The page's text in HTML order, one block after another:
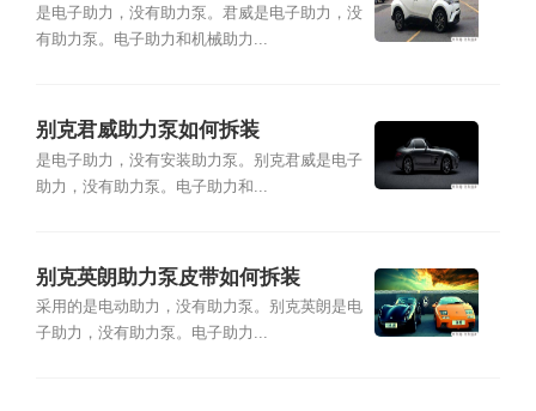
是电子助力，没有助力泵。君威是电子助力，没
有助力泵。电子助力和机械助力...
别克君威助力泵如何拆装
是电子助力，没有安装助力泵。别克君威是电子
助力，没有助力泵。电子助力和...
别克英朗助力泵皮带如何拆装
采用的是电动助力，没有助力泵。别克英朗是电
子助力，没有助力泵。电子助力...